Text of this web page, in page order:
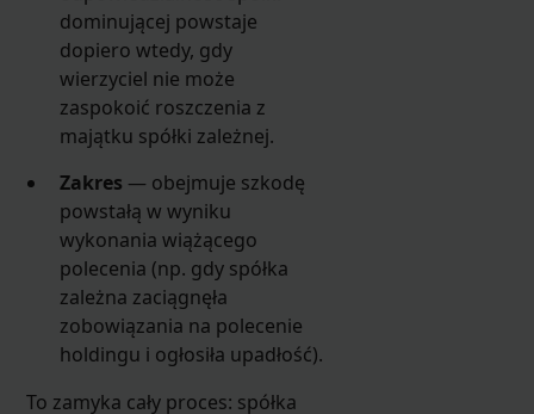
dominującej powstaje
dopiero wtedy, gdy
wierzyciel nie może
zaspokoić roszczenia z
majątku spółki zależnej.
Zakres — obejmuje szkodę
powstałą w wyniku
wykonania wiążącego
polecenia (np. gdy spółka
zależna zaciągnęła
zobowiązania na polecenie
holdingu i ogłosiła upadłość).
To zamyka cały proces: spółka